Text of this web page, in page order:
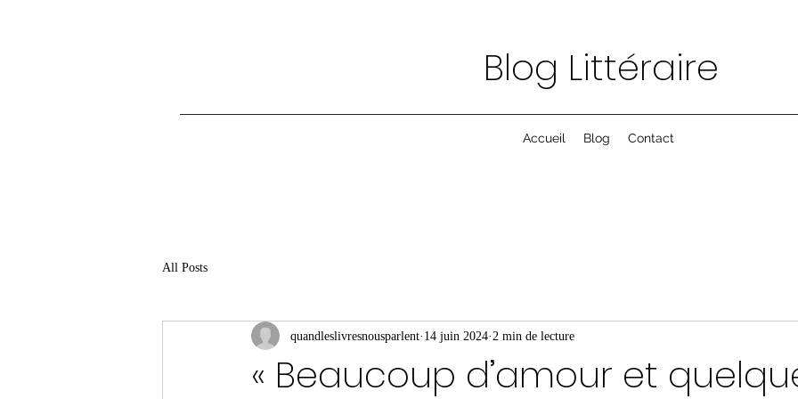
Blog Littéraire
Accueil Blog Contact
All Posts
« Beaucoup d’amour et
quandleslivresnousparlent 14 juin 2024 2 min de lecture